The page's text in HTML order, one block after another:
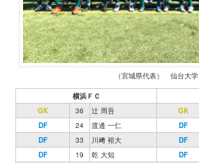
（宮城県代表） 仙台大学
横浜ＦＣ
GK
36 辻 周吾 GK
DF
24 渡邊 一仁 DF
DF
33 川﨑 裕大 DF
DF
19 乾 大知 DF